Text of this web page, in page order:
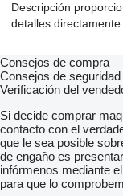
Descripción
detalles
Consejos de compra
Consejos de seguridad
Verificación del
Si decide comprar
contacto con el
que le sea posible
de engaño es
infórmenos mediante
para que lo